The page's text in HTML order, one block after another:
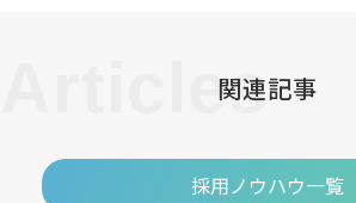
関連記事
Articles
採用ノウハウ一覧